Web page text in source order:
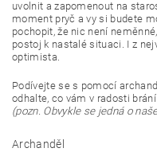
uvolnit a zapomenout na
moment pryč a vy si budete
pochopit, že nic není
postoj k nastalé situaci. I z
optimista.
Podívejte se s pomocí
odhalte, co vám v radosti
(pozn. Obvykle se jedná o
Archanděl